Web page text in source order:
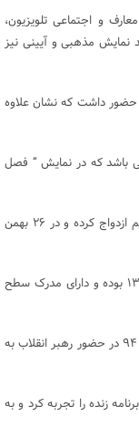
و اجتماعی تلویزیون،
نمایش مذهبی و آیینی نیز
حضور داشت که نشان علاوه
باشد که در نمایش ” فصل
وی در سال ۱۳۹۵ با فاطمه بیرامی بانوی شاعر و اهل قلم ازدواج کرده و در ۲۶ بهمن
فاطمه بیرامی شاعر مذهبی اهل بیت متولد ۳۰ آبان ۱۳۶۶ بوده و دارای مدرک سطح
وی به صورت جدی در عرصۀ شعر فعالیت دارد و در سال ۹۴ در حضور رهبر انقلاب به
۲۷ ساله بود اجرای برنامه زنده را تجربه کرد و به